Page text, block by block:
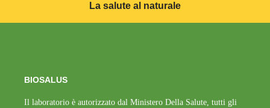
La salute al naturale
BIOSALUS
Il laboratorio è autorizzato dal Ministero Della Salute, tutti gli